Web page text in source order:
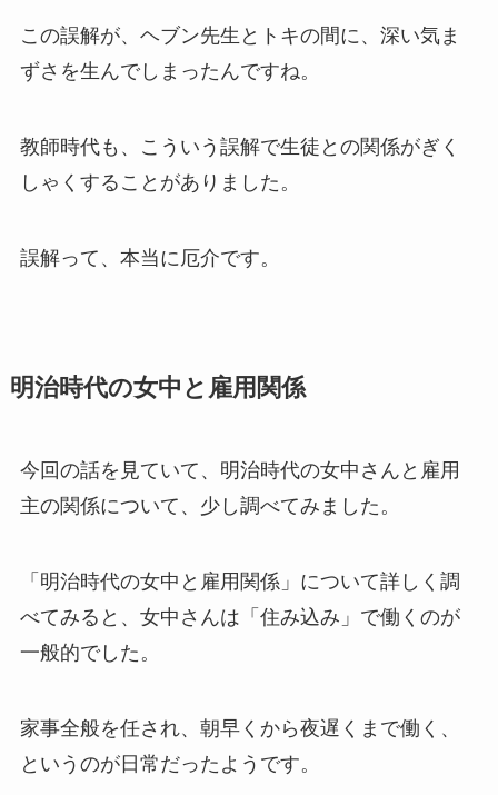
この誤解が、ヘブン先生とトキの間に、深い気ま
ずさを生んでしまったんですね。
教師時代も、こういう誤解で生徒との関係がぎく
しゃくすることがありました。
誤解って、本当に厄介です。
明治時代の女中と雇用関係
今回の話を見ていて、明治時代の女中さんと雇用
主の関係について、少し調べてみました。
「明治時代の女中と雇用関係」について詳しく調
べてみると、女中さんは「住み込み」で働くのが
一般的でした。
家事全般を任され、朝早くから夜遅くまで働く、
というのが日常だったようです。